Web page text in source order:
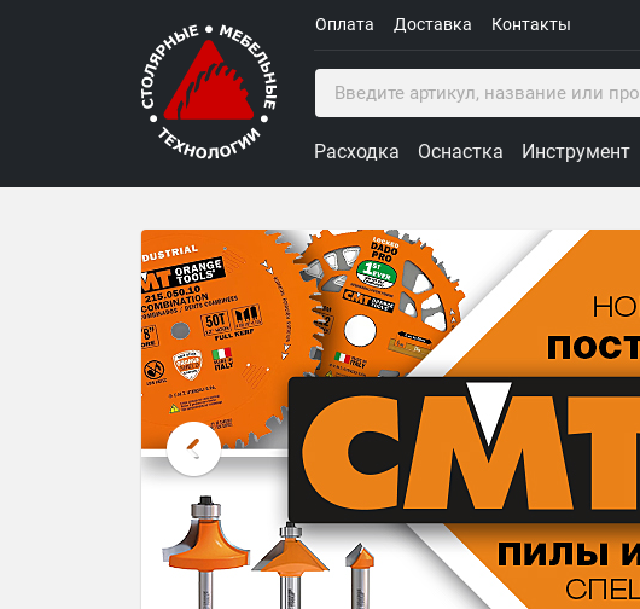
Оплата Доставка Контакты
Расходка Оснастка Инструмент
Столярные Мебельные Технологии